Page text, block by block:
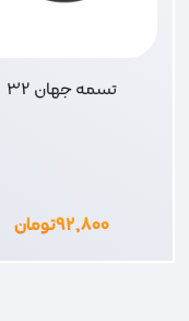
تسمه جهان 32
۹۲,۸۰۰تومان